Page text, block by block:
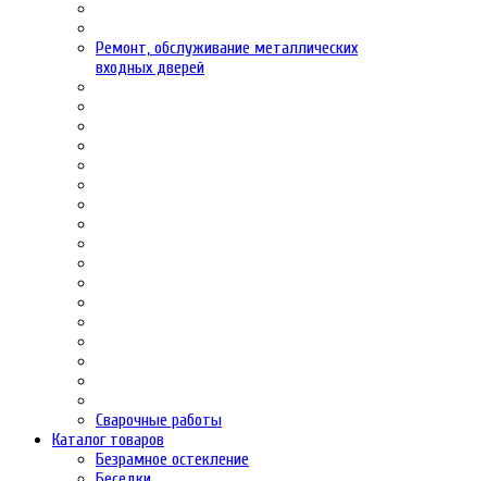
Ремонт, обслуживание металлических
входных дверей
Сварочные работы
Каталог товаров
Безрамное остекление